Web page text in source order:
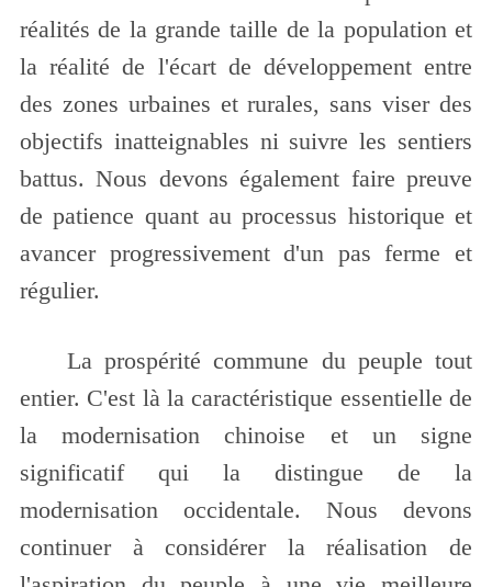
réalités de la grande taille de la population et
la réalité de l'écart de développement entre
des zones urbaines et rurales, sans viser des
objectifs inatteignables ni suivre les sentiers
battus. Nous devons également faire preuve
de patience quant au processus historique et
avancer progressivement d'un pas ferme et
régulier.
La prospérité commune du peuple tout
entier. C'est là la caractéristique essentielle de
la modernisation chinoise et un signe
significatif qui la distingue de la
modernisation occidentale. Nous devons
continuer à considérer la réalisation de